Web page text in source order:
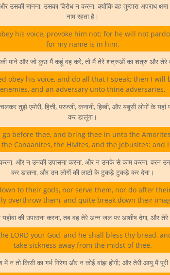
उसकी मानना, उसका विरोध न करना, क्योंकि वह तुम्हारा अपराध
नाम रहता है।
his voice, provoke him not; for he will not
for my name is in him.
माने और जो कुछ मैं कहूं वह करे, तो मैं तेरे शत्रुओं का शत्रु और तेरे
obey his voice, and do all that I speak; then I will
enemies, and an adversary unto thine adversaries.
तुझे एमोरी, हित्ती, परज्जी, कनानी, हिब्बी, और यबूसी लोगों के
कर डालूंगा।
go before thee, and bring thee in unto the
Canaanites, the Hivites, and the Jebusites: and
और न उनकी उपासना करना, और न उनके से काम करना, वरन उन
कर डालना, और उन लोगों की लाटों के टुकड़े टुकड़े कर देना।
to their gods, nor serve them, nor do after
overthrow them, and quite break down their
की उपासना करना, तब वह तेरे अन्न जल पर आशीष देगा, और तेरे
LORD your God, and he shall bless thy bread,
take sickness away from the midst of thee.
न तो किसी का गर्भ गिरेगा और न कोई बांझ होगी; और तेरी आयु मैं